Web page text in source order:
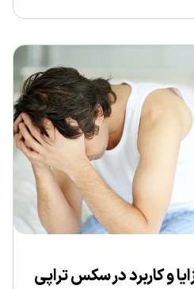
و کاربرد در سکس‌ تراپی